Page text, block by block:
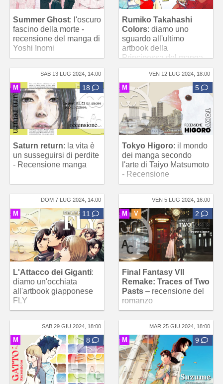
Summer Ghost: l'oscuro
fascino della morte -
recensione del manga di
Yoshi Inomi
Rumiko Takahashi
Colors: diamo uno
sguardo all'ultimo
artbook della
Principessa del manga
SAB 13 LUG 2024, 14:00
M 18
Saturn return: la vita è
un susseguirsi di perdite
- Recensione manga
VEN 12 LUG 2024, 18:00
M 5
Tokyo Higoro: il mondo
dei manga secondo
l'arte di Taiyo Matsumoto
- Recensione
DOM 7 LUG 2024, 14:00
M 11
L'Attacco dei Giganti:
diamo un'occhiata
all'artbook giapponese
FLY
VEN 5 LUG 2024, 16:00
M V 2
Final Fantasy VII
Remake: Traces of Two
Pasts – recensione del
romanzo
SAB 29 GIU 2024, 18:00
M 8
MAR 25 GIU 2024, 18:00
M 9